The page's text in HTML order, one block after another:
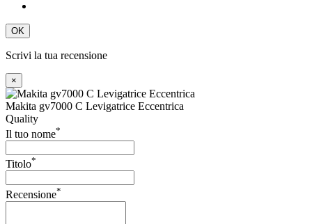
OK
Scrivi la tua recensione
×
Makita gv7000 C Levigatrice Eccentrica
Quality
Il tuo nome*
Titolo*
Recensione*